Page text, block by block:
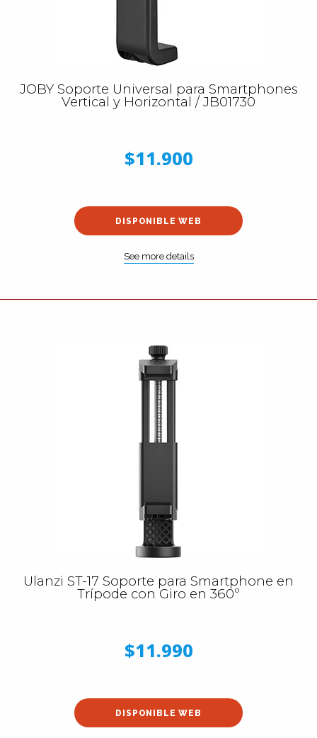
JOBY Soporte Universal para Smartphones
Vertical y Horizontal / JB01730
$11.900
DISPONIBLE WEB
See more details
Ulanzi ST-17 Soporte para Smartphone en
Trípode con Giro en 360º
$11.990
DISPONIBLE WEB